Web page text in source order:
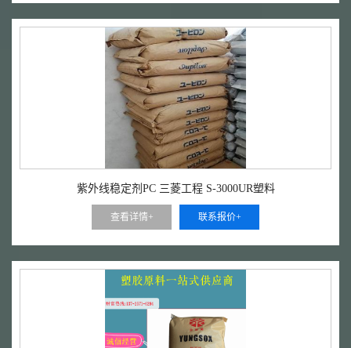
紫外线稳定剂PC 三菱工程 S-3000UR塑料
查看详情+ 联系报价+